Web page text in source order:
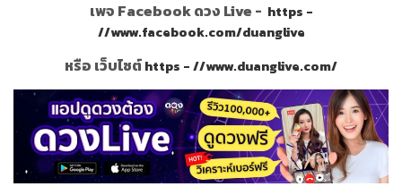
เพจ Facebook ดวง Live - https -
//www.facebook.com/duanglive
หรือ เว็บไซต์https - //www.duanglive.com/